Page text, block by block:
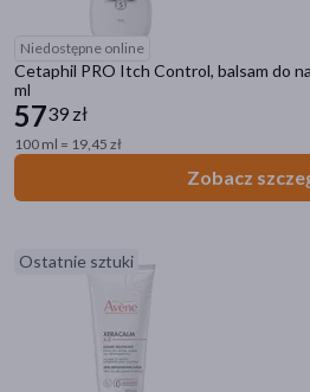
Niedostępne online
Cetaphil PRO Itch Control, balsam do
ml
5739 zł
100 ml = 19,45 zł
Zobacz
Ostatnie sztuki